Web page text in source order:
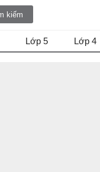
Lớp 5 Lớp 4